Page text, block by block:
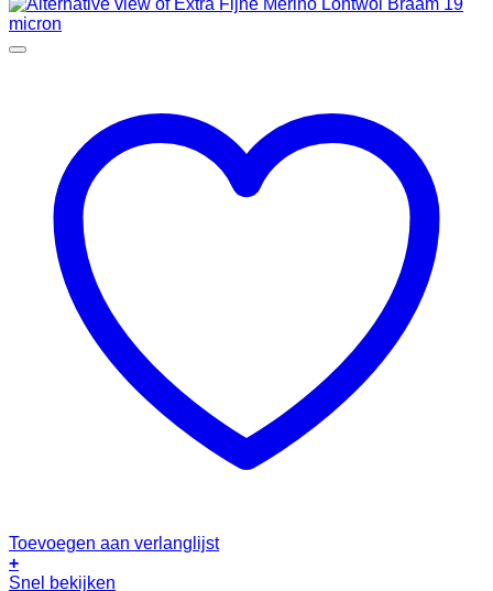
Toevoegen aan verlanglijst
+
Snel bekijken